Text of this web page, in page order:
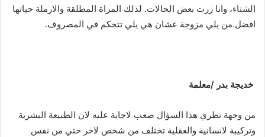
الشتاء، وانا زرت بعض الحالات. لذلك المراة المطلقة والارملة حياتها
افضل.من يلي مزوجة عشان هي يلي تتحكم في المصروف.
خديجة بدر /معلمة
من وجهة نظري هذا السؤال صعب لاجابة عليه لان الطبيعة البشرية
وتركيبة لانسانية والعقلية تختلف من شخص لاخر حتي من نفس